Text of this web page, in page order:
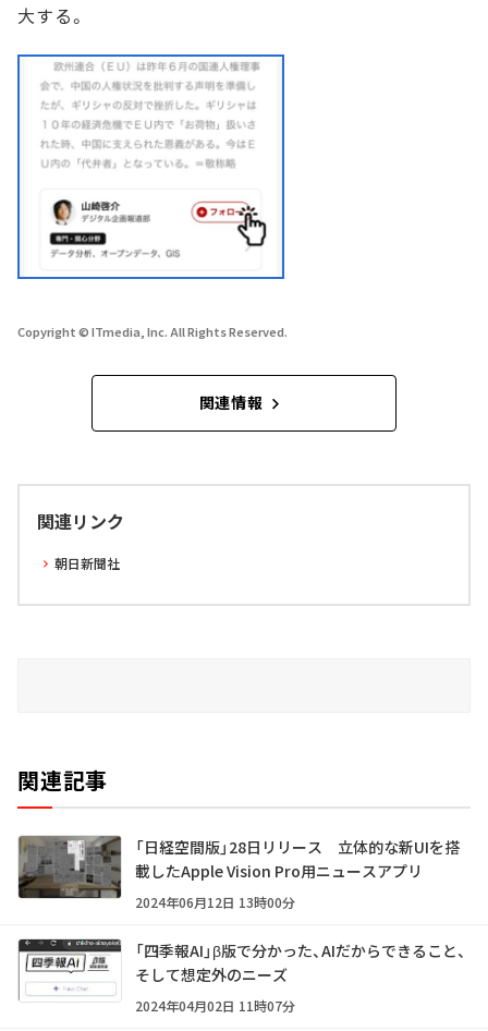
大する。
Copyright © ITmedia, Inc. All Rights Reserved.
関連情報
関連リンク
朝日新聞社
関連記事
「日経空間版」28日リリース 立体的な新UIを搭
載したApple Vision Pro用ニュースアプリ
2024年06月12日 13時00分
「四季報AI」β版で分かった、AIだからできること、
そして想定外のニーズ
2024年04月02日 11時07分